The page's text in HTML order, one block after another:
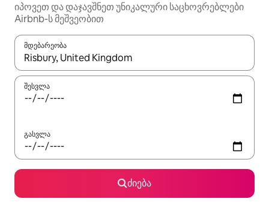
იპოვეთ და დაჯავშნეთ უნიკალური საცხოვრებლები
Airbnb-ს მეშვეობით
მდებარეობა
როცა შედეგები ხელმისაწვდომი გახდება, ნავიგაციისთვის
შესვლა
გასვლა
ძიება